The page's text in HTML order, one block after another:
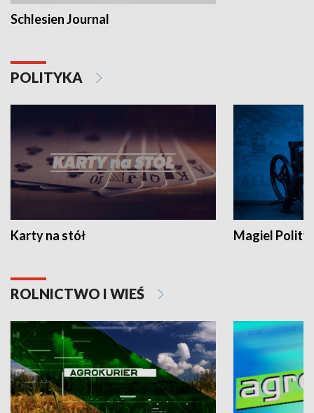
Schlesien Journal
POLITYKA
Karty na stół Magiel
ROLNICTWO I WIEŚ